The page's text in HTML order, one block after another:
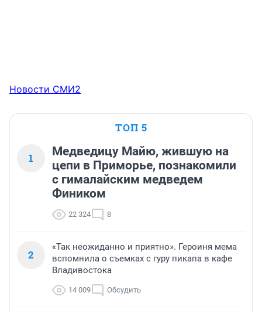
Новости СМИ2
ТОП 5
1
Медведицу Майю, жившую на
цепи в Приморье, познакомили
с гималайским медведем
Фиником
22 324 8
2
«Так неожиданно и приятно». Героиня мема
вспомнила о съемках с гуру пикапа в кафе
Владивостока
14 009 Обсудить